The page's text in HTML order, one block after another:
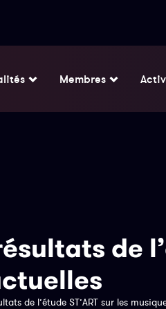
Membres
de
de l’étude ST’ART sur les